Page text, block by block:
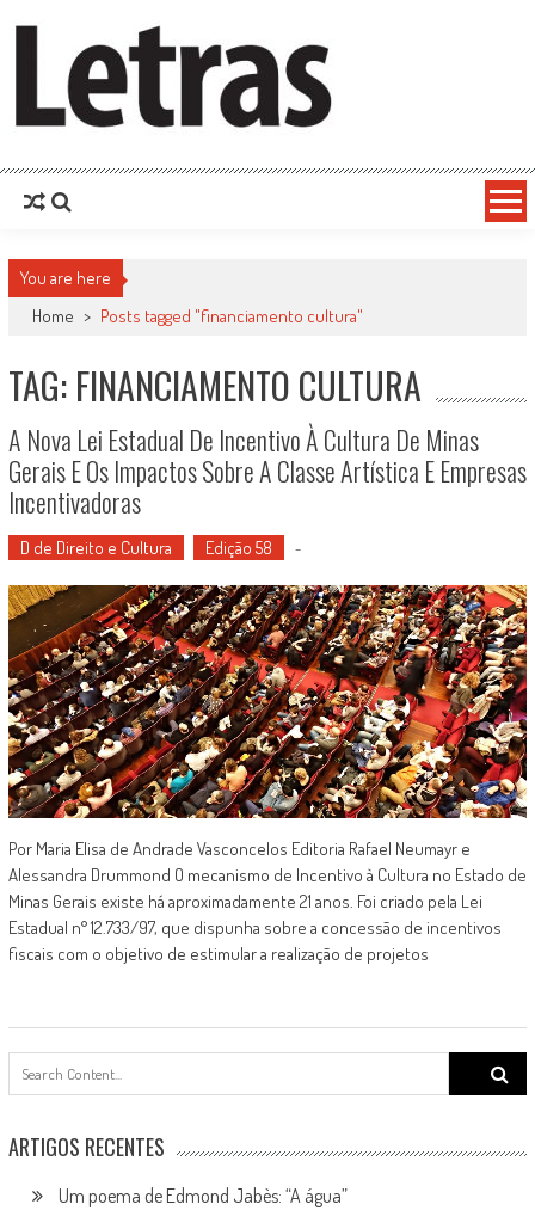
You are here
Home > Posts tagged "financiamento cultura"
TAG: FINANCIAMENTO CULTURA
A Nova Lei Estadual De Incentivo À Cultura De Minas
Gerais E Os Impactos Sobre A Classe Artística E Empresas
Incentivadoras
D de Direito e Cultura Edição 58 -
Por Maria Elisa de Andrade Vasconcelos Editoria Rafael Neumayr e
Alessandra Drummond O mecanismo de Incentivo à Cultura no Estado de
Minas Gerais existe há aproximadamente 21 anos. Foi criado pela Lei
Estadual n° 12.733/97, que dispunha sobre a concessão de incentivos
fiscais com o objetivo de estimular a realização de projetos
Search
for:
ARTIGOS RECENTES
Um poema de Edmond Jabès: “A água”